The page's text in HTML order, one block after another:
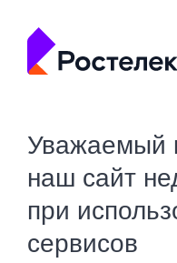
Уважаемый
наш сайт
при
сервисов